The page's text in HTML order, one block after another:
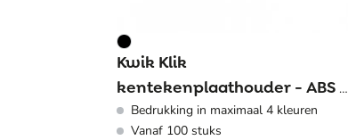
Kwik Klik
kentekenplaathouder - ABS -
Nederland
Bedrukking in maximaal 4 kleuren
Vanaf 100 stuks